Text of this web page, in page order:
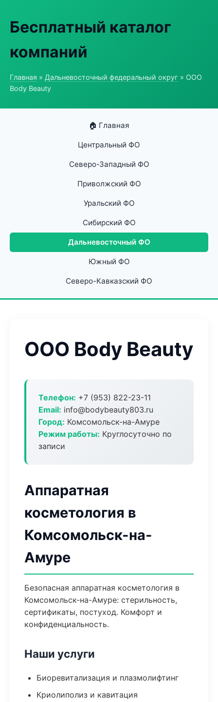
Бесплатный каталог
компаний
Главная » Дальневосточный федеральный округ » ООО
Body Beauty
🏠 Главная
Центральный ФО
Северо-Западный ФО
Приволжский ФО
Уральский ФО
Сибирский ФО
Дальневосточный ФО
Южный ФО
Северо-Кавказский ФО
ООО Body Beauty
Телефон: +7 (953) 822-23-11
Email: info@bodybeauty803.ru
Город: Комсомольск-на-Амуре
Режим работы: Круглосуточно по
записи
Аппаратная
косметология в
Комсомольск-на-
Амуре
Безопасная аппаратная косметология в
Комсомольск-на-Амуре: стерильность,
сертификаты, постуход. Комфорт и
конфиденциальность.
Наши услуги
Биоревитализация и плазмолифтинг
Криолиполиз и кавитация